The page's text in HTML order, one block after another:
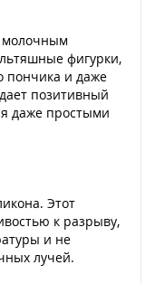
молочным
фигурки,
пончика и даже
позитивный
даже простыми
Этот
к разрыву,
и не
лучей.